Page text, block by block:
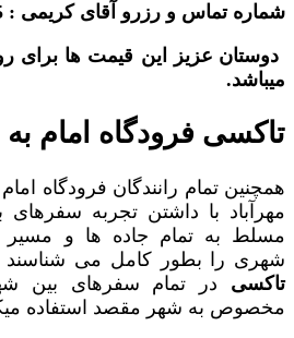
شماره تماس و رزرو آقای کریمی : 09194283835
دوستان عزیز این قیمت ها برای
میباشد.
تاکسی فرودگاه امام
همچنین تمام رانندگان فرودگاه
مهرآباد با داشتن تجربه
مسلط به تمام جاده ها و
شهری را بطور کامل می شناسند
تاکسی در تمام سفرهای بین
مخصوص به شهر مقصد استفاده